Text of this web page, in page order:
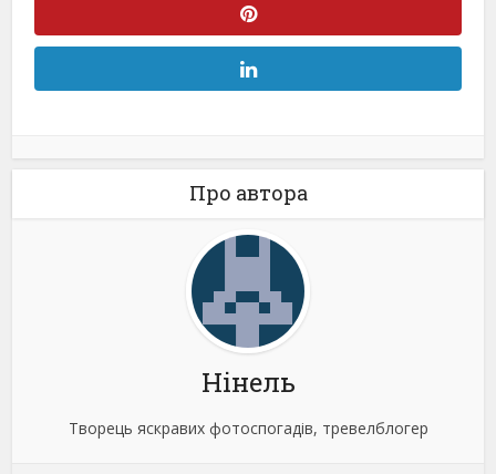
Про автора
Нінель
Творець яскравих фотоспогадів, тревелблогер